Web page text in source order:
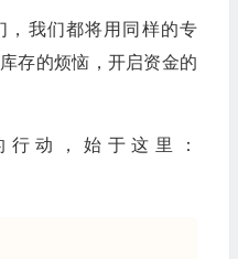
，我们都将用同样的专
存的烦恼，开启资金的
动，始于这里：